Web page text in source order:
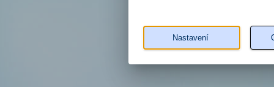
Nastavení